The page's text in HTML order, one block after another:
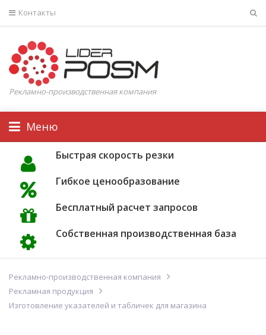
Контакты
Рекламно-производственная компания
Меню
Быстрая скорость резки
Гибкое ценообразование
Бесплатный расчет запросов
Собственная производственная база
Рекламно-производственная компания
Рекламная продукция
Изготовление указателей и табличек для магазина